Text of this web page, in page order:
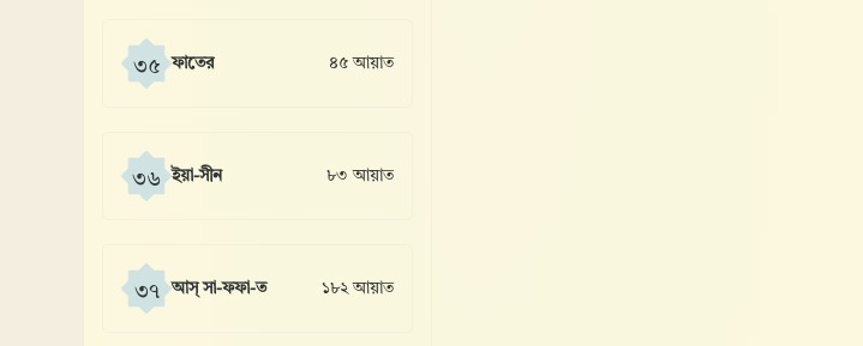
৩৫ ফাতের ৪৫ আয়াত
৩৬ ইয়া-সীন ৮৩ আয়াত
৩৭ আস্ সা-ফফা-ত ১৮২ আয়াত